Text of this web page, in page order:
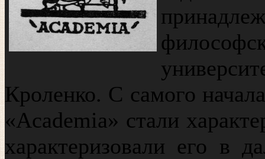
Кроленко. С самого
«Academia» стали
характеризовали его в